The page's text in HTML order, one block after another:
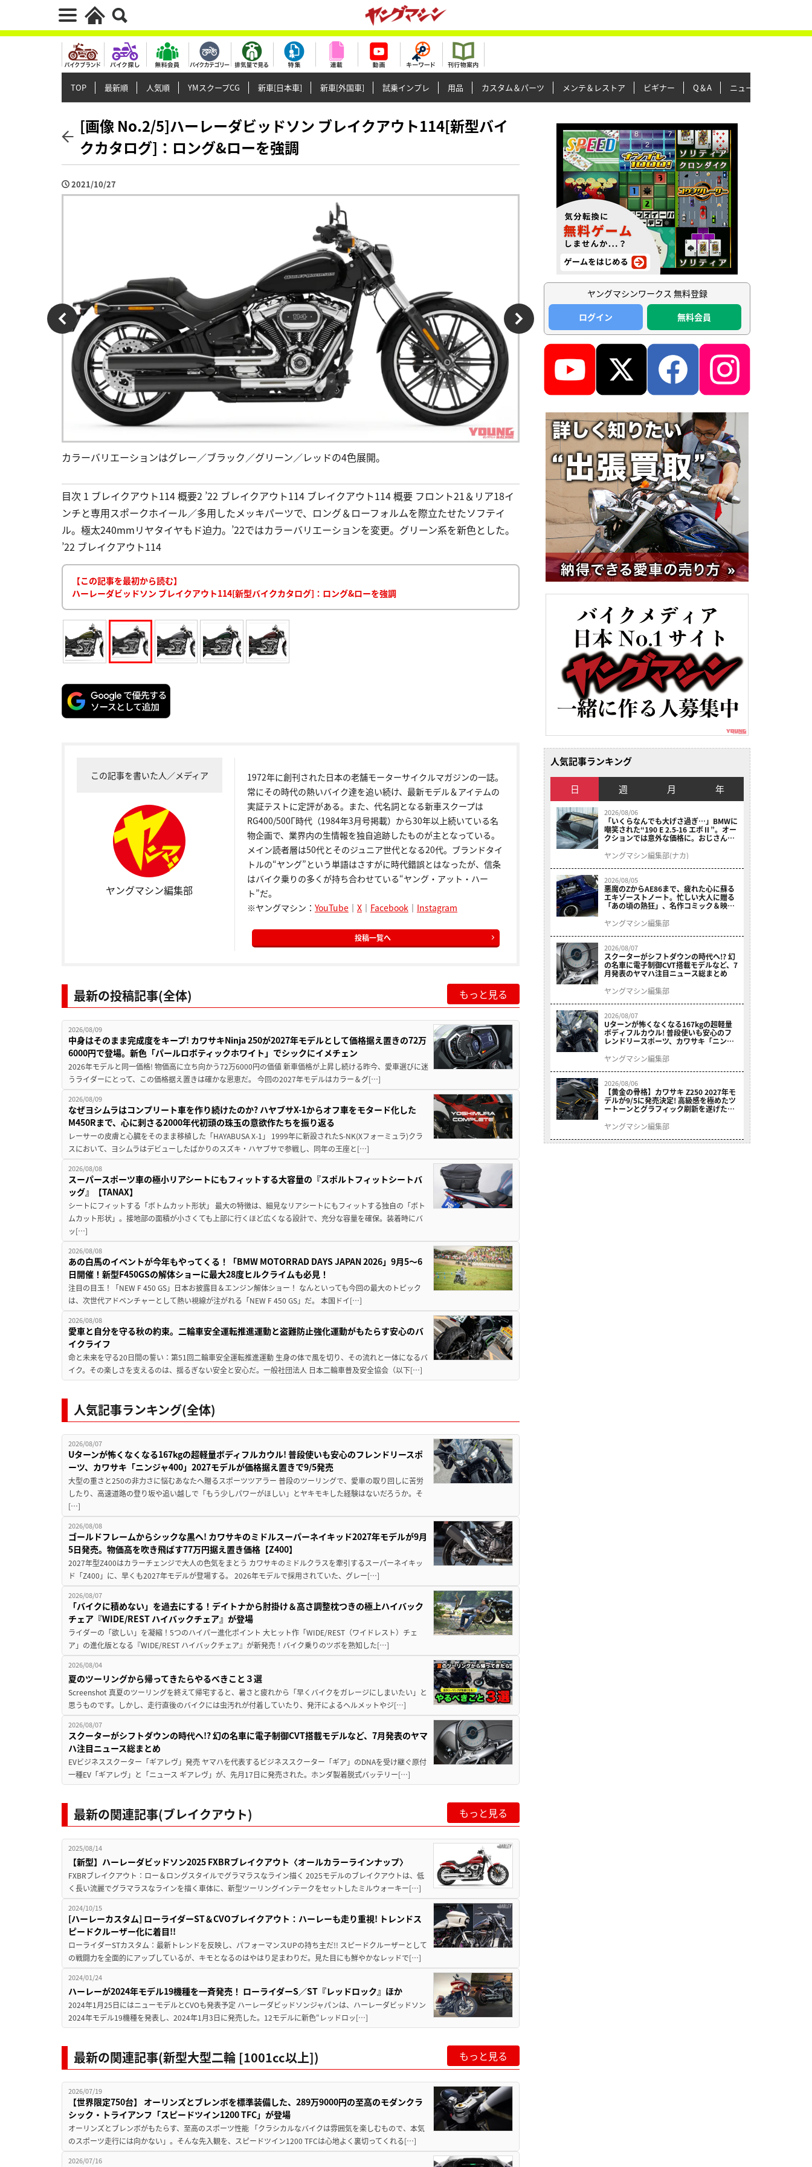
TOP 最新順 人気順 YMスクープCG 新車[日本車] 新車[外国車] 試乗インプレ 用品 カスタム＆パーツ メンテ＆レストア ビギナー Q＆A ニュース＆トピックス
[画像 No.2/5]ハーレーダビッドソン ブレイクアウト114[新型バイ
クカタログ]：ロング&ローを強調
2021/10/27
カラーバリエーションはグレー／ブラック／グリーン／レッドの4色展開。
目次 1 ブレイクアウト114 概要2 ’22 ブレイクアウト114 ブレイクアウト114 概要 フロント21＆リア18イ
ンチと専用スポークホイール／多用したメッキパーツで、ロング＆ローフォルムを際立たせたソフテイ
ル。極太240mmリヤタイヤもド迫力。’22ではカラーバリエーションを変更。グリーン系を新色とした。
’22 ブレイクアウト114
【この記事を最初から読む】
ハーレーダビッドソン ブレイクアウト114[新型バイクカタログ]：ロング&ローを強調
この記事を書いた人／メディア
ヤングマシン編集部
1972年に創刊された日本の老舗モーターサイクルマガジンの一誌。
常にその時代の熱いバイク達を追い続け、最新モデル＆アイテムの
実証テストに定評がある。また、代名詞となる新車スクープは
RG400/500Γ時代（1984年3月号掲載）から30年以上続いている名
物企画で、業界内の生情報を独自追跡したものが主となっている。
メイン読者層は50代とそのジュニア世代となる20代。ブランドタイ
トルの“ヤング”という単語はさすがに時代錯誤とはなったが、信条
はバイク乗りの多くが持ち合わせている“ヤング・アット・ハー
ト”だ。
※ヤングマシン： YouTube｜ X｜ Facebook ｜ Instagram
投稿一覧へ
最新の投稿記事(全体) もっと見る
2026/08/09
中身はそのまま完成度をキープ! カワサキNinja 250が2027年モデルとして価格据え置きの72万
6000円で登場。新色「パールロボティックホワイト」でシックにイメチェン
2026年モデルと同一価格! 物価高に立ち向かう72万6000円の価値 新車価格が上昇し続ける昨今、愛車選びに迷
うライダーにとって、この価格据え置きは確かな恩恵だ。 今回の2027年モデルはカラー＆グ[…]
2026/08/09
なぜヨシムラはコンプリート車を作り続けたのか? ハヤブサX-1からオフ車をモタード化した
M450Rまで、心に刺さる2000年代初頭の珠玉の意欲作たちを振り返る
レーサーの皮膚と心臓をそのまま移植した「HAYABUSA X-1」 1999年に新設されたS-NK(Xフォーミュラ)クラ
スにおいて、ヨシムラはデビューしたばかりのスズキ・ハヤブサで参戦し、同年の王座と[…]
2026/08/08
スーパースポーツ車の極小リアシートにもフィットする大容量の『スポルトフィットシートバ
ッグ』【TANAX】
シートにフィットする「ボトムカット形状」 最大の特徴は、細見なリアシートにもフィットする独自の「ボト
ムカット形状」。接地部の面積が小さくても上部に行くほど広くなる設計で、充分な容量を確保。装着時にバ
ッ[…]
2026/08/08
あの白馬のイベントが今年もやってくる！「BMW MOTORRAD DAYS JAPAN 2026」9月5〜6
日開催！新型F450GSの解体ショーに最大28度ヒルクライムも必見！
注目の目玉！「NEW F 450 GS」日本お披露目＆エンジン解体ショー！ なんといっても今回の最大のトピック
は、次世代アドベンチャーとして熱い視線が注がれる「NEW F 450 GS」だ。 本国ドイ[…]
2026/08/08
愛車と自分を守る秋の約束。二輪車安全運転推進運動と盗難防止強化運動がもたらす安心のバ
イクライフ
命と未来を守る20日間の誓い：第51回二輪車安全運転推進運動 生身の体で風を切り、その流れと一体になるバ
イク。その楽しさを支えるのは、揺るぎない安全と安心だ。一般社団法人 日本二輪車普及安全協会（以下[…]
人気記事ランキング(全体)
2026/08/07
Uターンが怖くなくなる167kgの超軽量ボディフルカウル! 普段使いも安心のフレンドリースポ
ーツ、カワサキ「ニンジャ400」2027モデルが価格据え置きで9/5発売
大型の重さと250の非力さに悩むあなたへ贈るスポーツツアラー 普段のツーリングで、愛車の取り回しに苦労
したり、高速道路の登り坂や追い越しで「もう少しパワーがほしい」とヤキモキした経験はないだろうか。そ
[…]
2026/08/08
ゴールドフレームからシックな黒へ! カワサキのミドルスーパーネイキッド2027年モデルが9月
5日発売。物価高を吹き飛ばす77万円据え置き価格【Z400】
2027年型Z400はカラーチェンジで大人の色気をまとう カワサキのミドルクラスを牽引するスーパーネイキッ
ド「Z400」に、早くも2027年モデルが登場する。 2026年モデルで採用されていた、グレー[…]
2026/08/07
「バイクに積めない」を過去にする！デイトナから肘掛け＆高さ調整枕つきの極上ハイバック
チェア『WIDE/REST ハイバックチェア』が登場
ライダーの「欲しい」を凝縮！5つのハイパー進化ポイント 大ヒット作「WIDE/REST（ワイドレスト）チェ
ア」の進化版となる『WIDE/REST ハイバックチェア』が新発売！バイク乗りのツボを熟知した[…]
2026/08/04
夏のツーリングから帰ってきたらやるべきこと３選
Screenshot 真夏のツーリングを終えて帰宅すると、暑さと疲れから「早くバイクをガレージにしまいたい」と
思うものです。しかし、走行直後のバイクには虫汚れが付着していたり、発汗によるヘルメットやジ[…]
2026/08/07
スクーターがシフトダウンの時代へ!? 幻の名車に電子制御CVT搭載モデルなど、7月発表のヤマ
ハ注目ニュース総まとめ
EVビジネススクーター「ギアレヴ」発売 ヤマハを代表するビジネススクーター「ギア」のDNAを受け継ぐ原付
一種EV「ギアレヴ」と「ニュース ギアレヴ」が、先月17日に発売された。ホンダ製着脱式バッテリー[…]
最新の関連記事(ブレイクアウト) もっと見る
2025/08/14
【新型】ハーレーダビッドソン2025 FXBRブレイクアウト〈オールカラーラインナップ〉
FXBRブレイクアウト：ロー＆ロングスタイルでグラマラスなライン描く 2025モデルのブレイクアウトは、低
く長い流麗でグラマラスなラインを描く車体に、新型ツーリングインテークをセットしたミルウォーキー[…]
2024/10/15
[ハーレーカスタム] ローライダーST＆CVOブレイクアウト：ハーレーも走り重視! トレンドス
ピードクルーザー化に着目!!
ローライダーSTカスタム：最新トレンドを反映し、パフォーマンスUPの持ち主だ!! スピードクルーザーとして
の戦闘力を全面的にアップしているが、キモとなるのはやはり足まわりだ。見た目にも鮮やかなレッドで[…]
2024/01/24
ハーレーが2024年モデル19機種を一斉発売！ ローライダーS／ST『レッドロック』ほか
2024年1月25日にはニューモデルとCVOも発表予定 ハーレーダビッドソンジャパンは、ハーレーダビッドソン
2024年モデル19機種を発表し、2024年1月3日に発売した。12モデルに新色“レッドロッ[…]
最新の関連記事(新型大型二輪 [1001cc以上]) もっと見る
2026/07/19
【世界限定750台】 オーリンズとブレンボを標準装備した、289万9000円の至高のモダンクラ
シック・トライアンフ「スピードツイン1200 TFC」が登場
オーリンズとブレンボがもたらす、至高のスポーツ性能 「クラシカルなバイクは雰囲気を楽しむもので、本気
のスポーツ走行には向かない」。そんな先入観を、スピードツイン1200 TFCは心地よく裏切ってくれる[…]
2026/07/16
ヤングマシンワークス 無料登録
ログイン
無料会員
人気記事ランキング
日 週 月 年
2026/08/06
「いくらなんでも大げさ過ぎ…」BMWに
嘲笑された“190 E 2.5-16 エボⅡ”。オー
クションでは意外な価格に。おじさん達
ヤングマシン編集部(ナカ)
2026/08/05
悪魔のZからAE86まで、疲れた心に蘇る
エキゾーストノート。忙しい大人に贈る
「あの頃の熱狂」、名作コミック＆映画
結！
ヤングマシン編集部
2026/08/07
スクーターがシフトダウンの時代へ!? 幻
の名車に電子制御CVT搭載モデルなど、7
月発表のヤマハ注目ニュース総まとめ
ヤングマシン編集部
2026/08/07
Uターンが怖くなくなる167kgの超軽量
ボディフルカウル! 普段使いも安心のフ
レンドリースポーツ、カワサキ「ニンジ
9/5発売
ヤングマシン編集部
2026/08/06
【黄金の骨格】カワサキ Z250 2027年モ
デルが9/5に発売決定! 高級感を極めたツ
ートーンとグラフィック刷新を遂げた本
ヤングマシン編集部